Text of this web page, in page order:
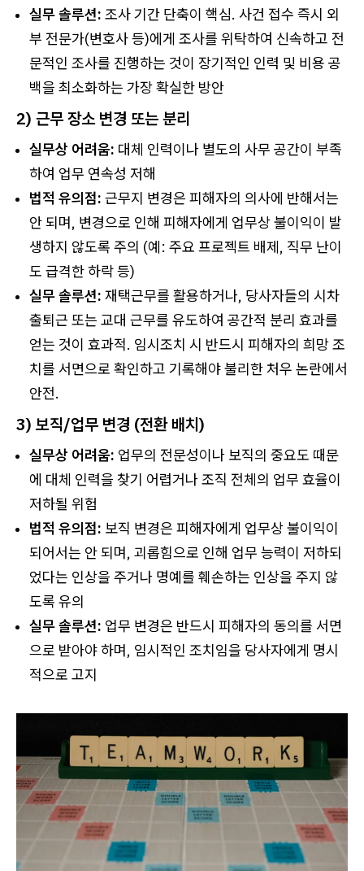
실무 솔루션: 조사 기간 단축이 핵심. 사건 접수 즉시 외
부 전문가(변호사 등)에게 조사를 위탁하여 신속하고 전
문적인 조사를 진행하는 것이 장기적인 인력 및 비용 공
백을 최소화하는 가장 확실한 방안
2) 근무 장소 변경 또는 분리
실무상 어려움: 대체 인력이나 별도의 사무 공간이 부족
하여 업무 연속성 저해
법적 유의점: 근무지 변경은 피해자의 의사에 반해서는
안 되며, 변경으로 인해 피해자에게 업무상 불이익이 발
생하지 않도록 주의 (예: 주요 프로젝트 배제, 직무 난이
도 급격한 하락 등)
실무 솔루션: 재택근무를 활용하거나, 당사자들의 시차
출퇴근 또는 교대 근무를 유도하여 공간적 분리 효과를
얻는 것이 효과적. 임시조치 시 반드시 피해자의 희망 조
치를 서면으로 확인하고 기록해야 불리한 처우 논란에서
안전.
3) 보직/업무 변경 (전환 배치)
실무상 어려움: 업무의 전문성이나 보직의 중요도 때문
에 대체 인력을 찾기 어렵거나 조직 전체의 업무 효율이
저하될 위험
법적 유의점: 보직 변경은 피해자에게 업무상 불이익이
되어서는 안 되며, 괴롭힘으로 인해 업무 능력이 저하되
었다는 인상을 주거나 명예를 훼손하는 인상을 주지 않
도록 유의
실무 솔루션: 업무 변경은 반드시 피해자의 동의를 서면
으로 받아야 하며, 임시적인 조치임을 당사자에게 명시
적으로 고지